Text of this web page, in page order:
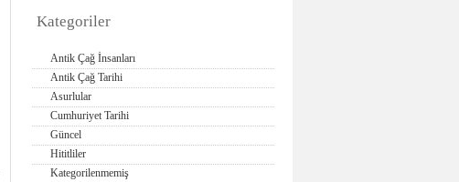
Kategoriler
Antik Çağ İnsanları
Antik Çağ Tarihi
Asurlular
Cumhuriyet Tarihi
Güncel
Hititliler
Kategorilenmemiş